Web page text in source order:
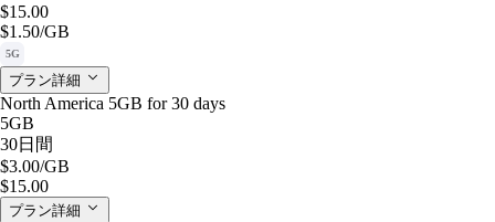
$15.00
$1.50/GB
5G
プラン詳細
North America 5GB for 30 days
5GB
30日間
$3.00/GB
$15.00
プラン詳細